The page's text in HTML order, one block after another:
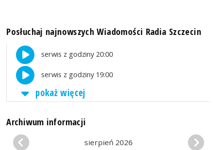
Posłuchaj najnowszych Wiadomości Radia Szczecin
serwis z godziny 20:00
serwis z godziny 19:00
pokaż więcej
Archiwum informacji
sierpień 2026